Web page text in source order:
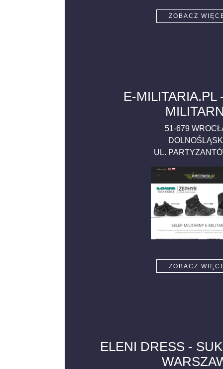
ZOBACZ
E-MILITARIA.PL
51-679
UL.
ZOBACZ
ELENI DRESS -